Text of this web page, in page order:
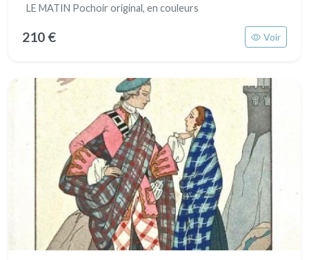
LE MATIN Pochoir original, en couleurs
210 € Voir